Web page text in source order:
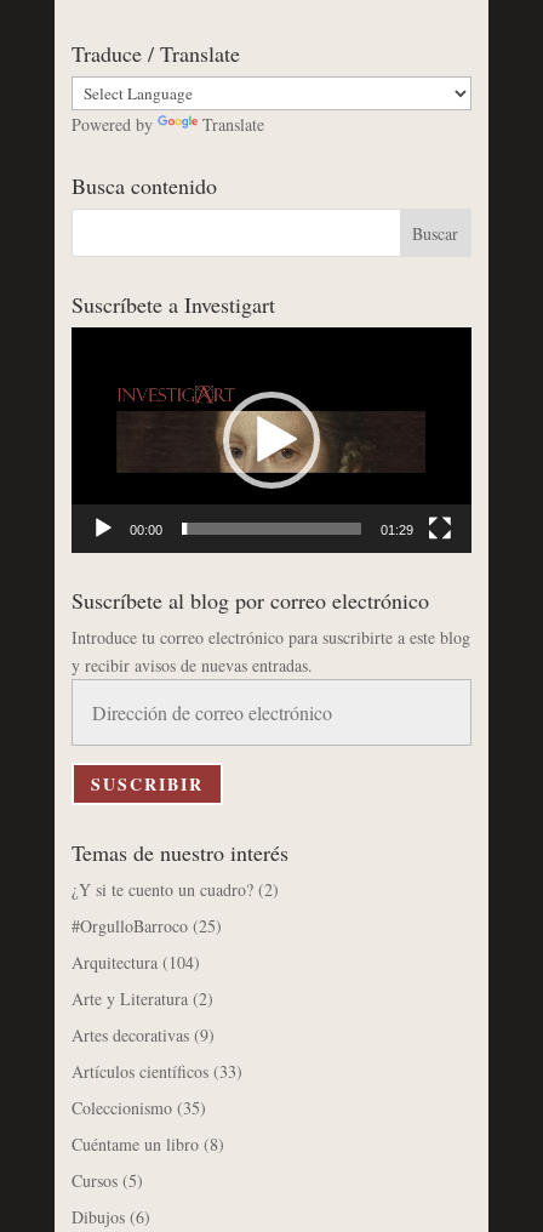
Traduce / Translate
Powered by Translate
Busca contenido
Suscríbete a Investigart
00:00 01:29
Suscríbete al blog por correo electrónico
Introduce tu correo electrónico para suscribirte a este blog
y recibir avisos de nuevas entradas.
correo
electrónico
SUSCRIBIR
Temas de nuestro interés
¿Y si te cuento un cuadro?(2)
#OrgulloBarroco(25)
Arquitectura(104)
Arte y Literatura(2)
Artes decorativas(9)
Artículos científicos(33)
Coleccionismo(35)
Cuéntame un libro(8)
Cursos(5)
Dibujos(6)